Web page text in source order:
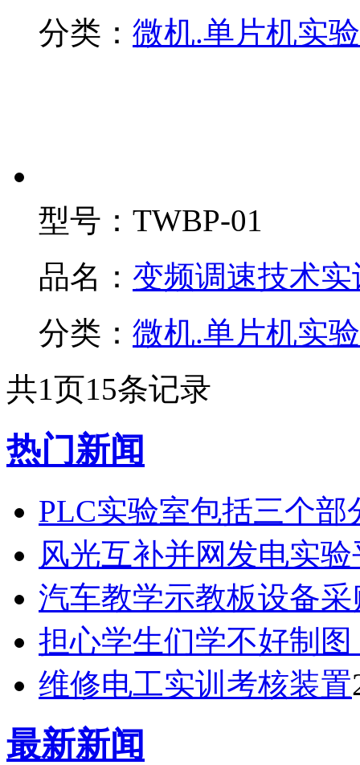
分类： 微机.单片机实
型号： TWBP-01
品名： 变频调速技术
分类： 微机.单片机实
共1页15条记录
热门新闻
PLC实验室包括三个部
风光互补并网发电实
汽车教学示教板设备
担心学生们学不好制
维修电工实训考核装置
最新新闻